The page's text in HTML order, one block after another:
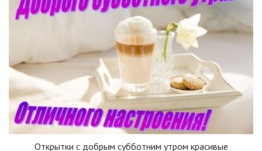
Открытки с добрым субботним утром красивые